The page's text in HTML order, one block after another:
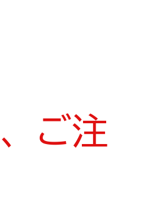
ご注